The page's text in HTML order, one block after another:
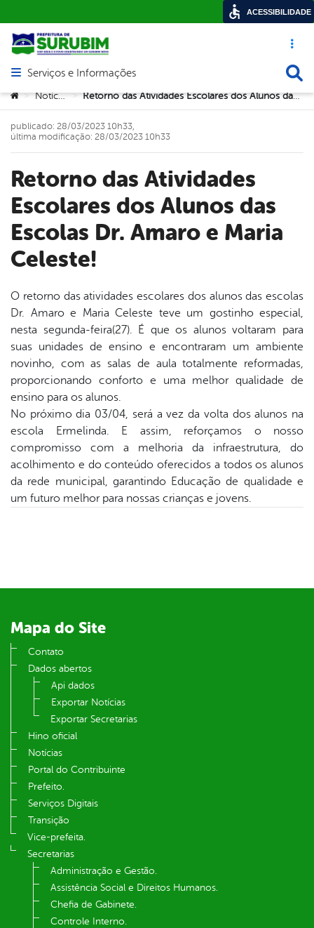
Acesso
Abrir menu principal de navegação
Serviços e Informações
Você está aqui:
> Notícias > Retorno das Atividades Escolares dos Alunos das Escolas Dr. Amaro e Maria Celeste!
Retorno das Atividades
Escolares dos Alunos das
Escolas Dr. Amaro e Maria
Celeste!
publicado: 28/03/2023 10h33,
última modificação: 28/03/2023 10h33
O retorno das atividades escolares dos alunos das escolas
Dr. Amaro e Maria Celeste teve um gostinho especial,
nesta segunda-feira(27). É que os alunos voltaram para
suas unidades de ensino e encontraram um ambiente
novinho, com as salas de aula totalmente reformadas,
proporcionando conforto e uma melhor qualidade de
ensino para os alunos.
No próximo dia 03/04, será a vez da volta dos alunos na
escola Ermelinda. E assim, reforçamos o nosso
compromisso com a melhoria da infraestrutura, do
acolhimento e do conteúdo oferecidos a todos os alunos
da rede municipal, garantindo Educação de qualidade e
um futuro melhor para nossas crianças e jovens.
Mapa do Site
Contato
Dados abertos
Api dados
Exportar Notícias
Exportar Secretarias
Hino oficial
Notícias
Portal do Contribuinte
Prefeito.
Serviços Digitais
Transição
Vice-prefeita.
Secretarias
Administração e Gestão.
Assistência Social e Direitos Humanos.
Chefia de Gabinete.
Controle Interno.
ACESSIBILIDADE